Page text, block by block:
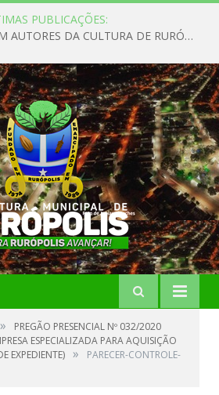
PUBLICAÇÕES:
ESCUTA PÚBLICA COM AUTORES DA CULTURA DE RURÓPOLIS
»
PREGÃO PRESENCIAL Nº 032/2020
ESPECIALIZADA PARA AQUISIÇÃO
EXPEDIENTE) »
PARECER-CONTROLE-